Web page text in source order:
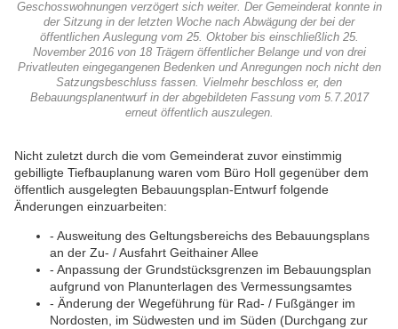
Geschosswohnungen verzögert sich weiter. Der Gemeinderat konnte in
der Sitzung in der letzten Woche nach Abwägung der bei der
öffentlichen Auslegung vom 25. Oktober bis einschließlich 25.
November 2016 von 18 Trägern öffentlicher Belange und von drei
Privatleuten eingegangenen Bedenken und Anregungen noch nicht den
Satzungsbeschluss fassen. Vielmehr beschloss er, den
Bebauungsplanentwurf in der abgebildeten Fassung vom 5.7.2017
erneut öffentlich auszulegen.
Nicht zuletzt durch die vom Gemeinderat zuvor einstimmig
gebilligte Tiefbauplanung waren vom Büro Holl gegenüber dem
öffentlich ausgelegten Bebauungsplan-Entwurf folgende
Änderungen einzuarbeiten:
- Ausweitung des Geltungsbereichs des Bebauungsplans
an der Zu- / Ausfahrt Geithainer Allee
- Anpassung der Grundstücksgrenzen im Bebauungsplan
aufgrund von Planunterlagen des Vermessungsamtes
- Änderung der Wegeführung für Rad- / Fußgänger im
Nordosten, im Südwesten und im Süden (Durchgang zur